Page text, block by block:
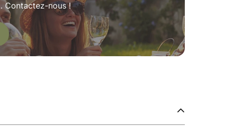
Contactez-nous !